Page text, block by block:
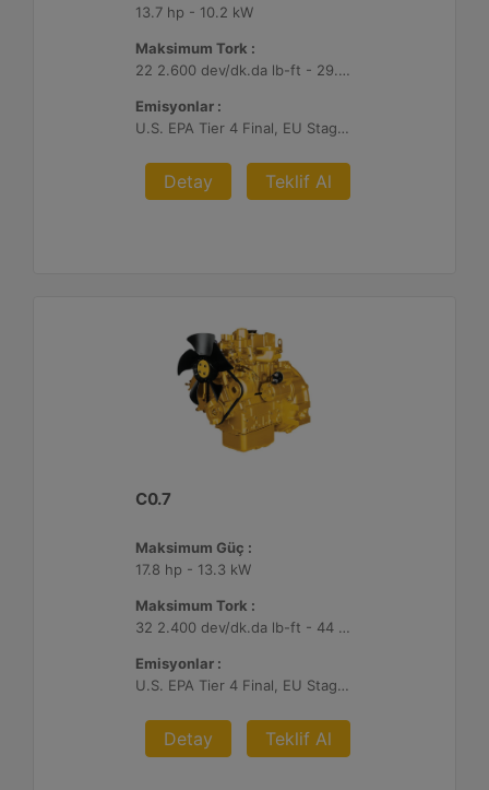
13.7 hp - 10.2 kW
Maksimum Tork :
22 2.600 dev/dk.da lb-ft - 29.7 2.600 dev/dk.da Nm
Emisyonlar :
U.S. EPA Tier 4 Final, EU Stage V
Detay Teklif Al
C0.7
Maksimum Güç :
17.8 hp - 13.3 kW
Maksimum Tork :
32 2.400 dev/dk.da lb-ft - 44 2.400 dev/dk.da Nm
Emisyonlar :
U.S. EPA Tier 4 Final, EU Stage V
Detay Teklif Al